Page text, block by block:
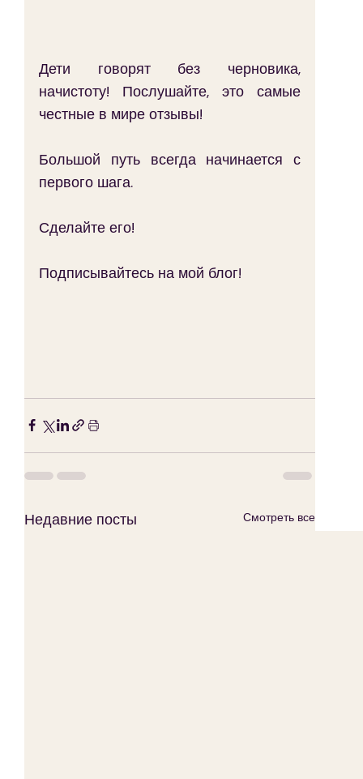
Дети говорят без черновика,
начистоту! Послушайте, это самые
честные в мире отзывы!
Большой путь всегда начинается с
первого шага.
Сделайте его!
Подписывайтесь на мой блог!
Недавние посты Смотреть все